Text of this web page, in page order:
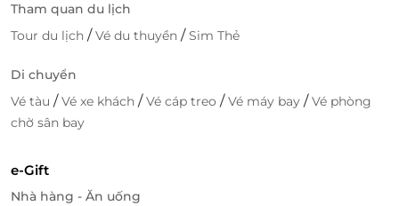
Tham quan du lịch
Tour du lịch /Vé du thuyền /Sim Thẻ
Di chuyển
Vé tàu /Vé xe khách /Vé cáp treo /Vé máy bay /Vé phòng
chờ sân bay
e-Gift
Nhà hàng - Ăn uống